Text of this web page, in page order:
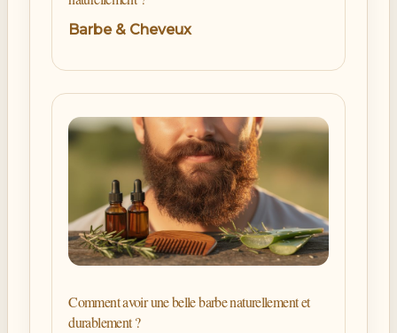
Barbe & Cheveux
Comment avoir une belle barbe naturellement et
durablement ?